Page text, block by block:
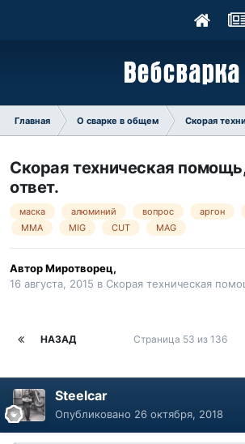
Главная О сварке в общем Скорая
Скорая техническая
ответ.
маска алюминий вопрос аргон
MMA
MIG CUT MAG
АвторМиротворец,
16 августа, 2015 в Скорая техническая
НАЗАД Страница 53 из 136
Steelcar
Опубликовано 26 октября, 2018